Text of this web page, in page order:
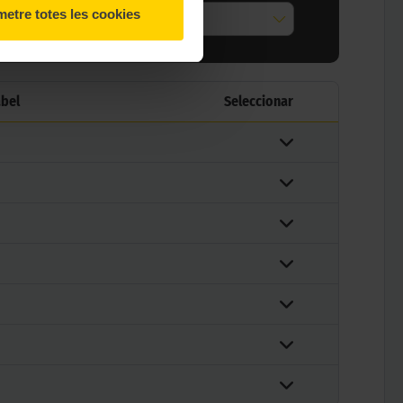
totes les cookies
Seleccionar